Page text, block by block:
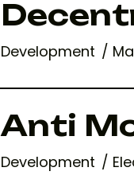
Development
Anti
Development